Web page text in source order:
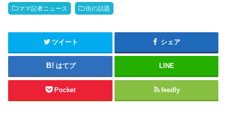
ママ記者ニュース 街の話題
ツイート シェア
はてブ LINE
Pocket feedly